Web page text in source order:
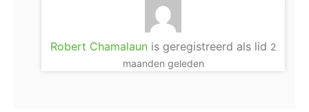
Robert Chamalaun is geregistreerd als lid 2
maanden geleden